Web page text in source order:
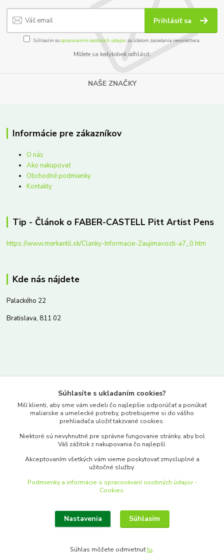
Prihlásiť sa
Súhlasím sospracovaním osobných údajov za účelom zasielania newslettera.
Môžete sa kedykoľvek odhlásiť.
NAŠE ZNAČKY
Informácie pre zákazníkov
O nás
Ako nakupovať
Obchodné podmienky
Kontakty
Tip - Článok o FABER-CASTELL Pitt Artist Pens
https://www.merkantil.sk/Clanky-Informacie-Zaujimavosti-a7_0.htm
Kde nás nájdete
Palackého 22
Bratislava, 811 02
www.merkantil.sk
Pondelok-Piatok: 9.00-17.00hod.
objednavky@merkantil-obchod.sk
Upraviť zber cookies.
Súhlasíte s ukladaním cookies?
Milí klienti, aby sme vám vedeli čo najlepšie odporúčať a ponúkať
maliarske a umelecké potreby, potrebujeme si do vášho
prehliadača uložiť takzvané cookies.
Niektoré sú nevyhnutné pre správne fungovanie stránky, aby bol
Váš zážitok z nakupovania čo najlepší.
Akceptovaním všetkých vám vieme poskytovať zmysluplné a
užitočné služby.
Podmienky a informácie o spracovávaní osobných údajov -
Cookies.
Nastavenia Súhlasím
Súhlas môžete odmietnuťtu.